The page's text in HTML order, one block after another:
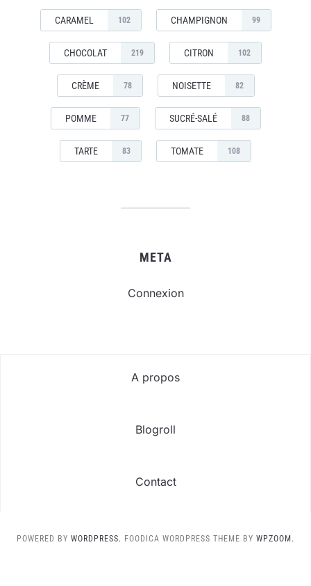
CARAMEL 102 CHAMPIGNON 99
CHOCOLAT 219 CITRON 102
CRÈME 78 NOISETTE 82
POMME 77 SUCRÉ-SALÉ 88
TARTE 83 TOMATE 108
META
Connexion
A propos
Blogroll
Contact
POWERED BY WORDPRESS. FOODICA WORDPRESS THEME BY WPZOOM.